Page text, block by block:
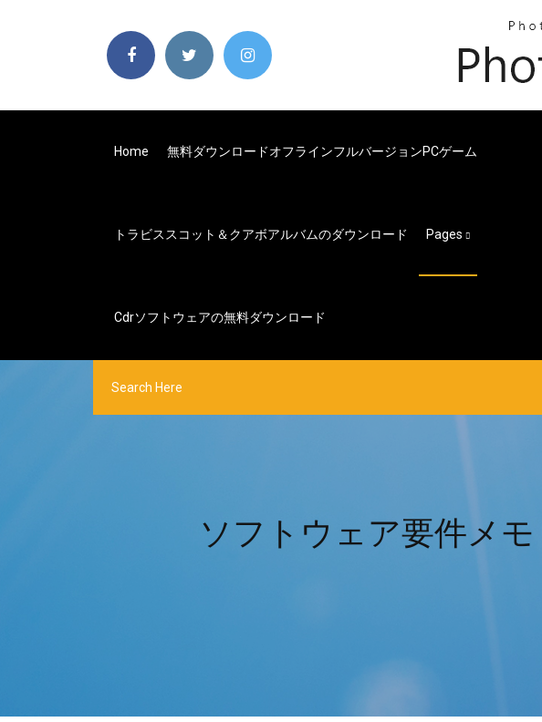
Home 無料ダウンロードオフラインフルバージョンPCゲーム
トラビススコット＆クアボアルバムのダウンロード Pages
Cdrソフトウェアの無料ダウンロード
ソフトウェア要件メ